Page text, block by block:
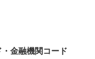
金融機関コード